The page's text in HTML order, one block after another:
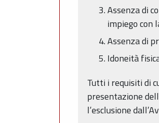
Assenza di
impiego con
Assenza di
Idoneità
Tutti i requisiti di
presentazione
l’esclusione